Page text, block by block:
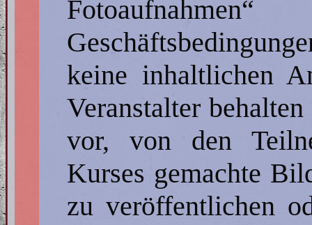
keine inhaltlichen
Veranstalter
vor, von den
Kurses gemachte
zu veröffentlichen